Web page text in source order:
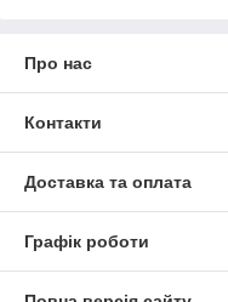
Про нас
Контакти
Доставка та оплата
Графік роботи